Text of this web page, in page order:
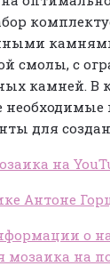
смолы, с
камней. В
для
на
Антоне
о
мозаика на